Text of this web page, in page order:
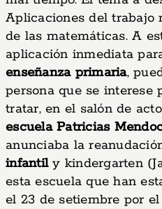
Aplicaciones del trabajo
de las matemáticas. A
aplicación inmediata
enseñanza primaria,
persona que se interese
tratar, en el salón de
escuela Patricias
anunciaba la
infantily kindergarten
esta escuela que han
el 23 de setiembre por